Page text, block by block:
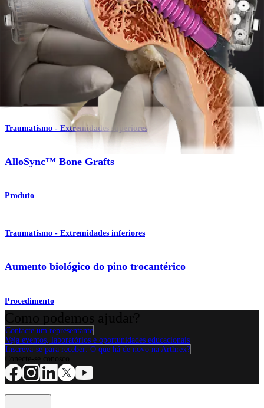
Pé e tornozelo
Talus OATS
Traumatismo - Extremidades superiores
AlloSync™ Bone Grafts
Produto
Traumatismo - Extremidades inferiores
Aumento biológico do pino trocantérico
Procedimento
Contacte um representante
Veja eventos, laboratórios e oportunidades educacionais
Inscreva-se para receber: O que há de novo na Arthrex?